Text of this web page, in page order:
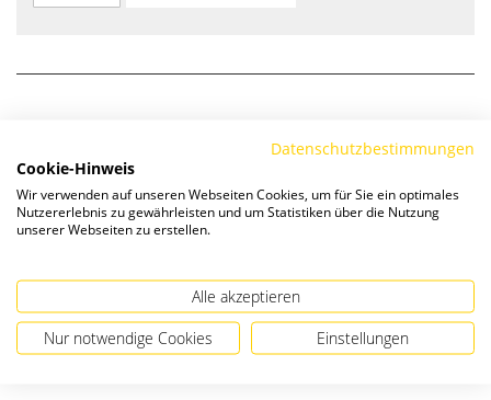
Datenschutzbestimmungen
Cookie-Hinweis
Wir verwenden auf unseren Webseiten Cookies, um für Sie ein optimales
Nutzererlebnis zu gewährleisten und um Statistiken über die Nutzung
unserer Webseiten zu erstellen.
Alle akzeptieren
Nur notwendige Cookies Einstellungen